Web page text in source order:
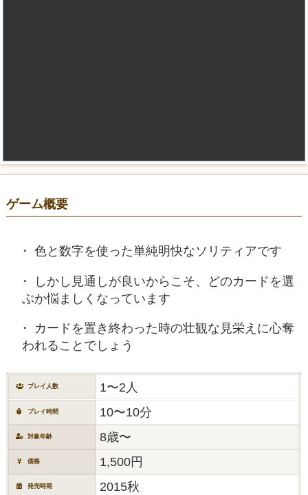
ゲーム概要
色と数字を使った単純明快なソリティアです
しかし見通しが良いからこそ、どのカードを選
ぶか悩ましくなっています
カードを置き終わった時の壮観な見栄えに心奪
われることでしょう
プレイ人数 1〜2人
プレイ時間 10〜10分
対象年齢 8歳〜
価格 1,500円
発売時期 2015秋